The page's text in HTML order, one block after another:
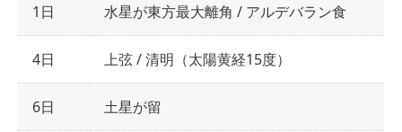
1日
水星が東方最大離角 / アルデバラン食
4日 上弦 / 清明（太陽黄経15度）
6日 土星が留